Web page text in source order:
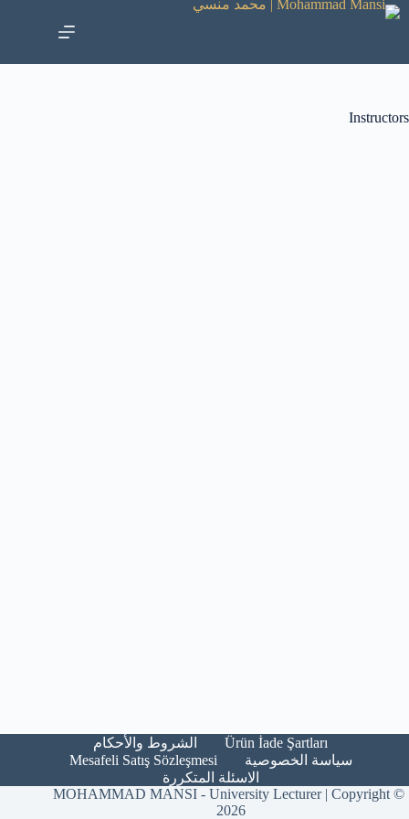
Instructors
Ürün İade Şartları​
الشروط والأحكام​
سياسة الخصوصية
Mesafeli Satış Sözleşmesi
الاسئلة المتكررة
MOHAMMAD MANSI - University Lecturer | Copyright ©
2026